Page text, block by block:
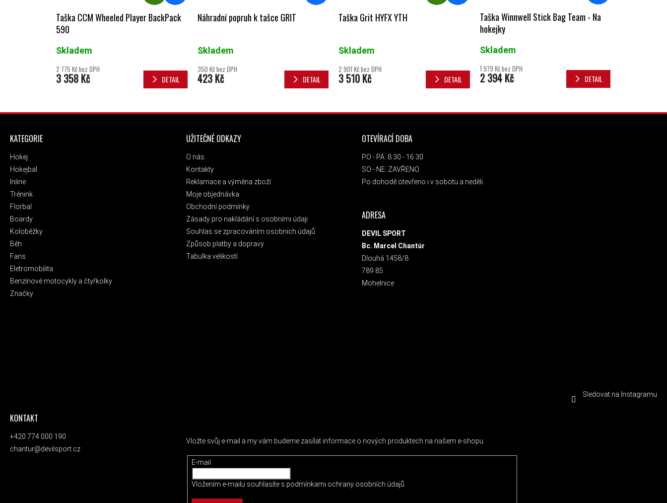
Taška CCM Wheeled Player BackPack
590
Skladem
2 775 Kč bez DPH
3 358 Kč DETAIL
Náhradní popruh k tašce GRIT
Skladem
350 Kč bez DPH
423 Kč DETAIL
Taška Grit HYFX YTH
Skladem
2 901 Kč bez DPH
3 510 Kč DETAIL
Taška Winnwell Stick Bag Team - Na
hokejky
Skladem
1 979 Kč bez DPH
2 394 Kč DETAIL
ZÁPATÍ
KATEGORIE
Hokej
Hokejbal
Inline
Trénink
Florbal
Boardy
Koloběžky
Běh
Fans
Eletromobilita
Benzínové motocykly a čtyřkolky
Značky
UŽITEČNÉ ODKAZY
O nás
Kontakty
Reklamace a výměna zboží
Moje objednávka
Obchodní podmínky
Zásady pro nakládání s osobními údaji
Souhlas se zpracováním osobních údajů
Způsob platby a dopravy
Tabulka velikostí
OTEVÍRACÍ DOBA
PO - PÁ: 8:30 - 16:30
SO - NE: ZAVŘENO
Po dohodě otevřeno i v sobotu a neděli.
ADRESA
DEVIL SPORT
Bc. Marcel Chantúr
Dlouhá 1458/8
789 85
Mohelnice
Sledovat na Instagramu
KONTAKT
+420 774 000 190
chantur@devilsport.cz
Vložte svůj e-mail a my vám budeme zasílat informace o nových produktech na našem e-shopu.
E-mail
Vložením e-mailu souhlasíte s podmínkami ochrany osobních údajů